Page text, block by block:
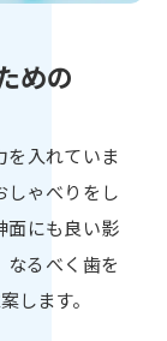
めの
を入れていま
しゃべりをし
面にも良い影
なるべく歯を
します。